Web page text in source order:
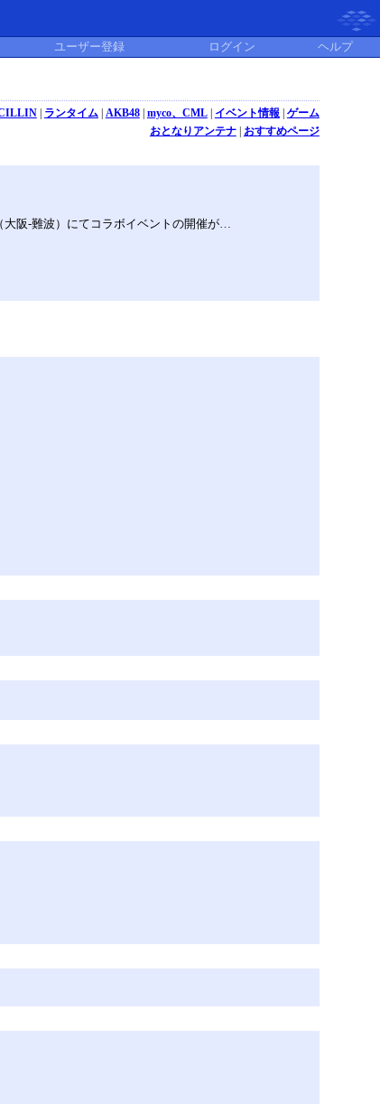
ユーザー登録 ログイン ヘルプ
| ランタイム| AKB48| myco、CML| イベント情報
ゲーム
おとなりアンテナ| おすすめページ
大阪-難波）にてコラボイベントの開催が…